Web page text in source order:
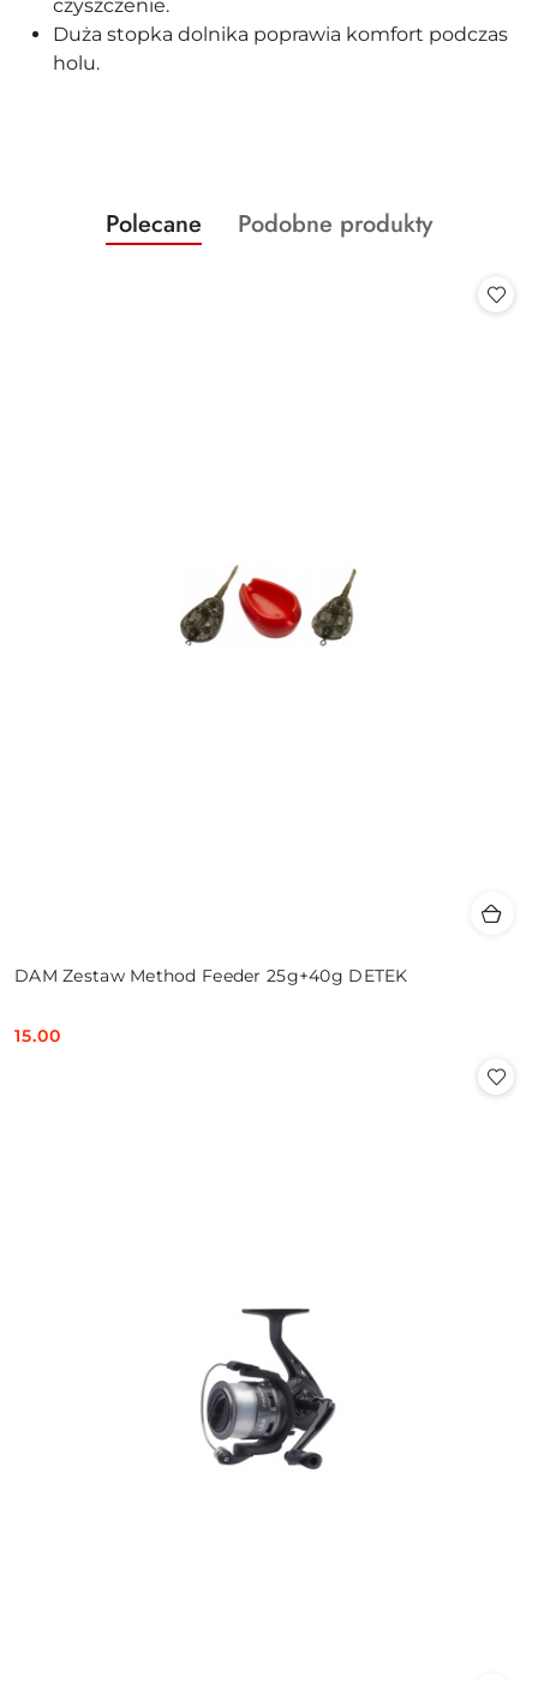
czyszczenie.
Duża stopka dolnika poprawia komfort podczas
holu.
Pomiń karuzelę produktów
Produkty
o
Polecane
Produkty
Podobne produkty
DAM Zestaw Method Feeder 25g+40g DETEK
Cena:
15.00